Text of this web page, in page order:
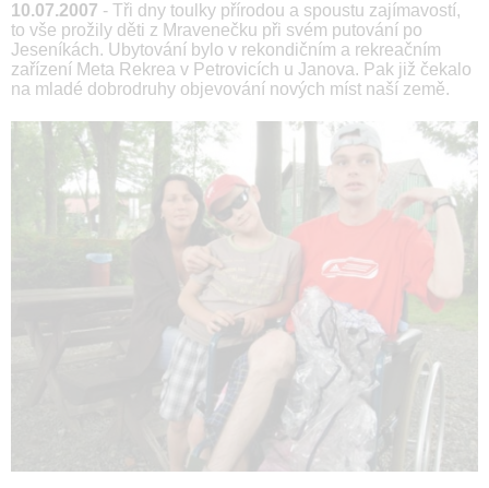
10.07.2007 - Tři dny toulky přírodou a spoustu zajímavostí,
to vše prožily děti z Mravenečku při svém putování po
Jeseníkách. Ubytování bylo v rekondičním a rekreačním
zařízení Meta Rekrea v Petrovicích u Janova. Pak již čekalo
na mladé dobrodruhy objevování nových míst naší země.